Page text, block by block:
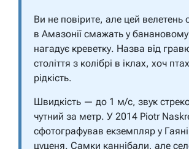
Ви не повірите, але цей
в Амазонії смажать у
нагадує креветку. Назва від
століття з колібрі в іклах, хоч
рідкість.
Швидкість — до 1 м/с, звук
чутний за метр. У 2014 Piotr
сфотографував екземпляр у
цуценя. Самки каннібали, але